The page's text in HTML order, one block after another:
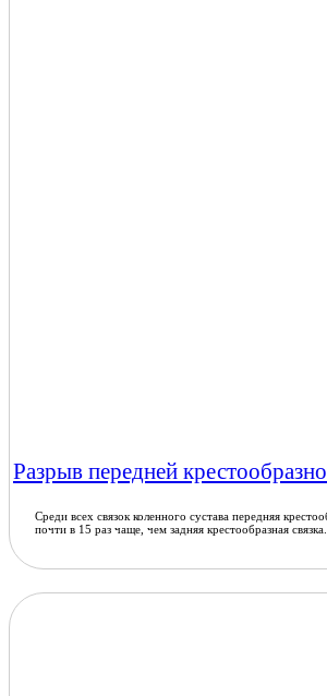
Разрыв передней
Среди всех связок коленного сустава передняя
почти в 15 раз чаще, чем задняя крестообразная